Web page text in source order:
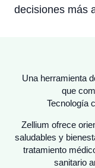
decisiones más
Una herramienta
que
Tecnología
Zellium ofrece
saludables y
tratamiento
sanitario